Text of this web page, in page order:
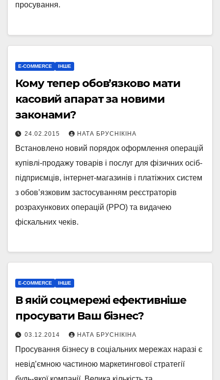
просування.
E-COMMERCE ІНШЕ
Кому тепер обов’язково мати
касовий апарат за новими
законами?
24.02.2015 НАТА БРУСНІКІНА
Встановлено новий порядок оформлення операцій
купівлі-продажу товарів і послуг для фізичних осіб-
підприємців, інтернет-магазинів і платіжних систем
з обов’язковим застосуванням реєстраторів
розрахункових операцій (РРО) та видачею
фіскальних чеків.
E-COMMERCE ІНШЕ
В якій соцмережі ефективніше
просувати Ваш бізнес?
03.12.2014 НАТА БРУСНІКІНА
Просування бізнесу в соціальних мережах наразі є
невід’ємною частиною маркетингової стратегії